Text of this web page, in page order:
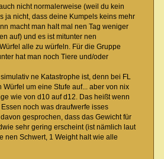
nicht normalerweise (weil du kein
ja nicht, dass deine Kumpels keins mehr
macht man halt mal nen Tag weniger
auf) und es ist mitunter nen
alle zu würfeln. Für die Gruppe
hat man noch Tiere und/oder
ne Katastrophe ist, denn bei FL
um eine Stufe auf... aber von nix
wie von d10 auf d12. Das heißt wenn
noch was draufwerfe isses
gesprochen, dass das Gewicht für
sehr gering erscheint (ist nämlich laut
nen Schwert, 1 Weight halt wie alle